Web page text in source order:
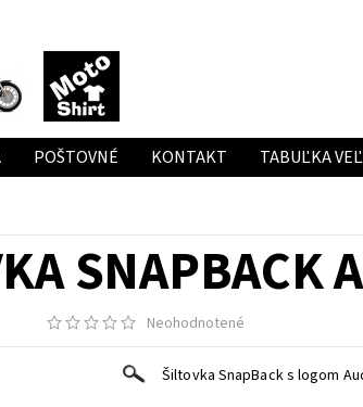
POŠTOVNÉ KONTAKT TABUĽKA
SNAPBACK
Neohodnotené
Šiltovka SnapBack s logom